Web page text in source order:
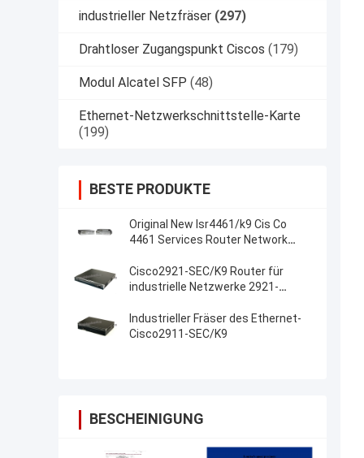
industrieller Netzfräser (297)
Drahtloser Zugangspunkt Ciscos (179)
Modul Alcatel SFP (48)
Ethernet-Netzwerkschnittstelle-Karte
(199)
BESTE PRODUKTE
Original New Isr4461/k9 Cis Co
4461 Services Router Network
Cisco2921-SEC/K9 Router für
industrielle Netzwerke 2921-
Industrieller Fräser des Ethernet-
Cisco2911-SEC/K9
BESCHEINIGUNG